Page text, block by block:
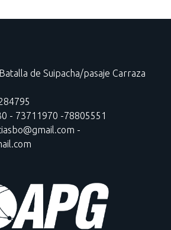
de Suipacha/pasaje Carraza
- 73711970 -78805551
-